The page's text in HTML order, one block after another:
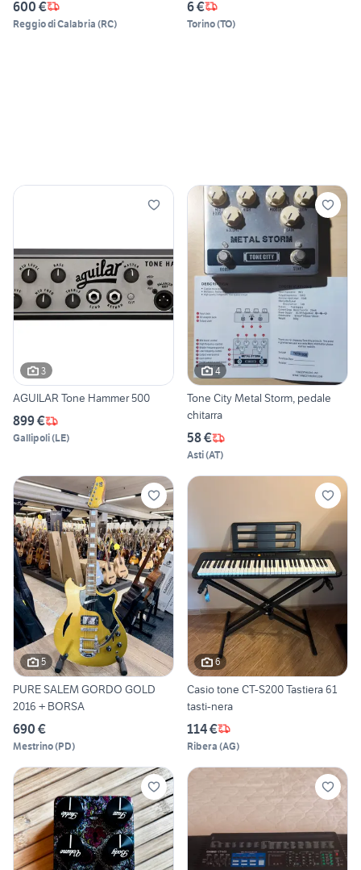
600 €
Reggio di Calabria (RC)
6 €
Torino(TO)
3
AGUILAR Tone Hammer 500
899 €
Gallipoli(LE)
4
Tone City Metal Storm, pedale
chitarra
58 €
Asti(AT)
5
PURE SALEM GORDO GOLD
2016 + BORSA
690 €
Mestrino(PD)
6
Casio tone CT-S200 Tastiera 61
tasti-nera
114 €
Ribera (AG)